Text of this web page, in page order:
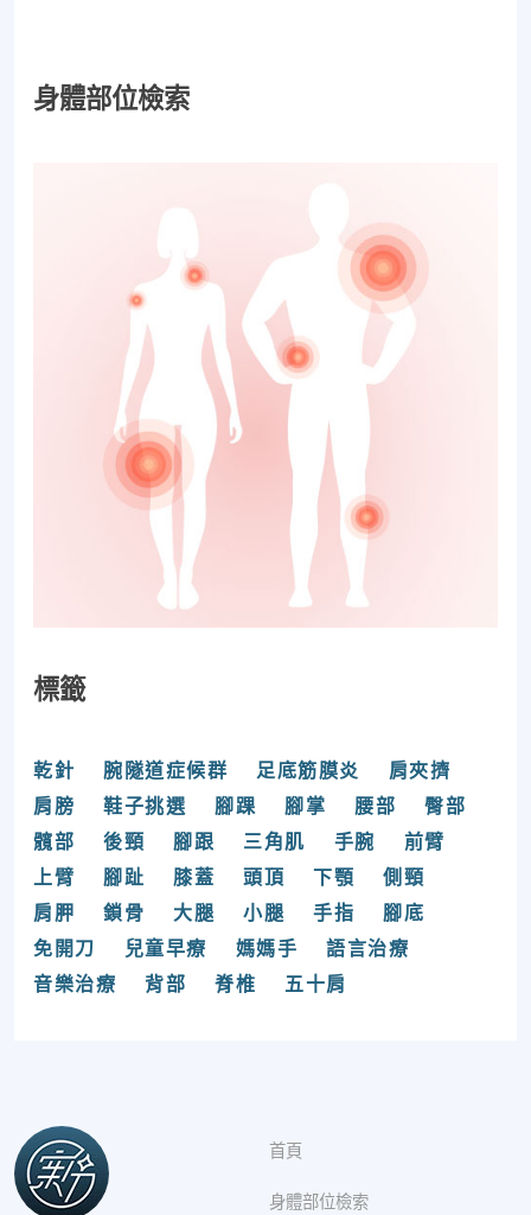
身體部位檢索
標籤
乾針 腕隧道症候群 足底筋膜炎
肩夾擠
肩膀
鞋子挑選 腳踝 腳掌 腰部
臀部
髖部
後頸 腳跟 三角肌 手腕
前臂
上臂
腳趾 膝蓋 頭頂 下顎
側頸
肩胛
鎖骨 大腿 小腿 手指
腳底
免開刀
兒童早療 媽媽手
語言治療
音樂治療
背部 脊椎 五十肩
首頁
身體部位檢索